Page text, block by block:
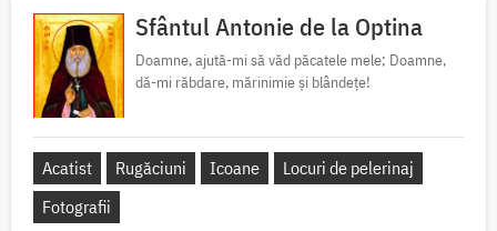
Sfântul Antonie de la Optina
Doamne, ajută-mi să văd păcatele mele; Doamne,
dă-mi răbdare, mărinimie şi blândeţe!
Acatist Rugăciuni Icoane
Locuri de pelerinaj
Fotografii